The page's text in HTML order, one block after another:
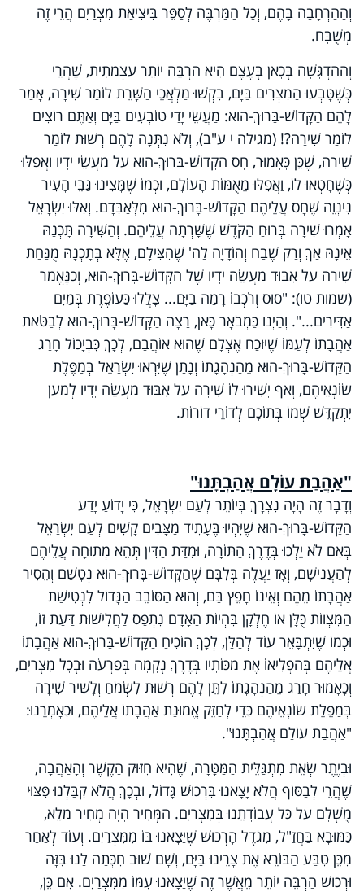
וְהַהַרְחָבָה בָּהֶם, וְכָל הַמַּרְבֶּה לְסַפֵּר בִּיצִיאַת מִצְרַיִם הֲרֵי זֶה
מְשֻׁבָּח.
וְהַהַדְגָּשָׁה בְּכָאן בְּעֶצֶם הִיא הַרְבֵּה יוֹתֵר עָצְמָתִית, שֶׁהֲרֵי
כְּשֶׁטָּבְעוּ הַמִּצְרִים בַּיָּם, בִּקְשׁוּ מַלְאֲכֵי הַשָּׁרֵת לוֹמַר שִׁירָה, אָמַר
לָהֶם הַקָּדוֹשׁ-בָּרוּךְ-הוּא: מַעֲשֵׂי יָדַי טוֹבְעִים בַּיָּם וְאַתֶּם רוֹצִים
לוֹמַר שִׁירָה?! (מגילה י ע"ב), וְלֹא נִתְּנָה לָהֶם רְשׁוּת לוֹמַר
שִׁירָה, שֶׁכֵּן כָּאָמוּר, חָס הַקָּדוֹשׁ-בָּרוּךְ-הוּא עַל מַעֲשֵׂי יָדָיו וַאֲפִלּוּ
כְּשֶׁחָטְאוּ לוֹ, וַאֲפִלּוּ מֵאֻמּוֹת הָעוֹלָם, וּכְמוֹ שֶׁמָּצִינוּ גַּבֵּי הָעִיר
נִינְוֵה שֶׁחָס עֲלֵיהֶם הַקָּדוֹשׁ-בָּרוּךְ-הוּא מִלְּאַבְּדָם. וְאִלּוּ יִשְׂרָאֵל
אָמְרוּ שִׁירָה בְּרוּחַ הַקֹּדֶשׁ שֶׁשָּׁרְתָה עֲלֵיהֶם. וְהַשִּׁירָה תָּכְנָהּ
אֵינָהּ אַךְ וְרַק שֶׁבַח וְהוֹדָיָה לַה' שֶׁהִצִּילָם, אֶלָּא בְּתָכְנָהּ מֻנַּחַת
שִׁירָה עַל אִבּוּד מַעֲשֵׂה יָדָיו שֶׁל הַקָּדוֹשׁ-בָּרוּךְ-הוּא, וְכַנֶּאֱמַר
(שמות טו): "סוּס וְרֹכְבוֹ רָמָה בַיָּם... צָלֲלוּ כַּעוֹפֶרֶת בְּמַיִם
אַדִּירִים...". וְהַיְנוּ כַּמְבֹאָר כָּאן, רָצָה הַקָּדוֹשׁ-בָּרוּךְ-הוּא לְבַטֹּאת
אַהֲבָתוֹ לְעַמּוֹ שֶׁיּוּכַח אֶצְלָם שֶׁהוּא אוֹהֲבָם, לְכָךְ כִּבְיָכוֹל חָרַג
הַקָּדוֹשׁ-בָּרוּךְ-הוּא מֵהַנְהָגָתוֹ וְנָתַן שֶׁיִּרְאוּ יִשְׂרָאֵל בְּמַפֶּלֶת
שׂוֹנְאֵיהֶם, וְאַף יָשִׁירוּ לוֹ שִׁירָה עַל אִבּוּד מַעֲשֵׂה יָדָיו לְמַעַן
יִתְקַדֵּשׁ שְׁמוֹ בְּתוֹכָם לְדוֹרֵי דוֹרוֹת.
"אַהֲבַת עוֹלָם אֲהַבְתָּנוּ"
וְדָבָר זֶה הָיָה נִצְרָךְ בְּיוֹתֵר לְעַם יִשְׂרָאֵל, כִּי יָדוֹעַ יָדַע
הַקָּדוֹשׁ-בָּרוּךְ-הוּא שֶׁיִּהְיוּ בֶּעָתִיד מַצָּבִים קָשִׁים לְעַם יִשְׂרָאֵל
בְּאִם לֹא יֵלְכוּ בְּדֶרֶךְ הַתּוֹרָה, וּמִדַּת הַדִּין תְּהֵא מְתוּחָה עֲלֵיהֶם
לְהַעֲנִישָׁם, וְאָז יַעֲלֶה בְּלִבָּם שֶׁהַקָּדוֹשׁ-בָּרוּךְ-הוּא נְטָשָׁם וְהֵסִיר
אַהֲבָתוֹ מֵהֶם וְאֵינוֹ חָפֵץ בָּם, וְהוּא הַסּוֹבֵב הַגָּדוֹל לִנְטִישַׁת
הַמִּצְווֹת כֻּלָּן אוֹ חֶלְקָן בִּהְיוֹת הָאָדָם נִתְפָּס לַחֲלִישׁוּת דַּעַת זוֹ,
וּכְמוֹ שֶׁיִּתְבָּאֵר עוֹד לְהַלָּן, לְכָךְ הוֹכִיחַ הַקָּדוֹשׁ-בָּרוּךְ-הוּא אַהֲבָתוֹ
אֲלֵיהֶם בְּהַפְלִיאוֹ אֶת מַכּוֹתָיו בְּדֶרֶךְ נְקָמָה בְּפַרְעֹה וּבְכָל מִצְרַיִם,
וְכָאָמוּר חָרַג מֵהַנְהָגָתוֹ לִתֵּן לָהֶם רְשׁוּת לִשְׂמֹחַ וְלָשִׁיר שִׁירָה
בְּמַפֶּלֶת שׂוֹנְאֵיהֶם כְּדֵי לְחַזֵּק אֱמוּנַת אַהֲבָתוֹ אֲלֵיהֶם, וּכְאָמְרֵנוּ:
"אַהֲבַת עוֹלָם אֲהַבְתָּנוּ".
וּבְיֶתֶר שְׂאֵת מִתְגַּלֵּית הַמַּטָּרָה, שֶׁהִיא חִזּוּק הַקֶּשֶׁר וְהָאַהֲבָה,
שֶׁהֲרֵי לְבַסּוֹף הֲלֹא יָצָאנוּ בִּרְכוּשׁ גָּדוֹל, וּבְכָךְ הֲלֹא קִבַּלְנוּ פִּצּוּי
מֻשְׁלָם עַל כָּל עֲבוֹדָתֵנוּ בְּמִצְרַיִם. הַמְּחִיר הָיָה מְחִיר מָלֵא,
כַּמּוּבָא בַּחֲזַ"ל, מִגֹּדֶל הָרְכוּשׁ שֶׁיָּצָאנוּ בּוֹ מִמִּצְרַיִם. וְעוֹד לְאַחַר
מִכֵּן טִבַּע הַבּוֹרֵא אֶת צָרֵינוּ בַּיָּם, וְשָׁם שׁוּב חִכְּתָה לָנוּ בִּזָּה
וּרְכוּשׁ הַרְבֵּה יוֹתֵר מֵאֲשֶׁר זֶה שֶׁיָּצָאנוּ עִמּוֹ מִמִּצְרַיִם. אִם כֵּן,